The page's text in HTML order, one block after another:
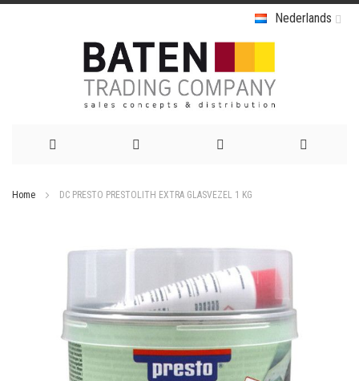
Nederlands
Home DC PRESTO PRESTOLITH EXTRA GLASVEZEL 1 KG
afbeeldingen-